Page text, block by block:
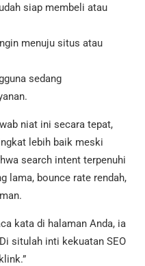
siap membeli atau
menuju situs atau
sedang
niat ini secara tepat,
lebih baik meski
search intent terpenuhi
lama, bounce rate rendah,
kata di halaman Anda, ia
situlah inti kekuatan SEO